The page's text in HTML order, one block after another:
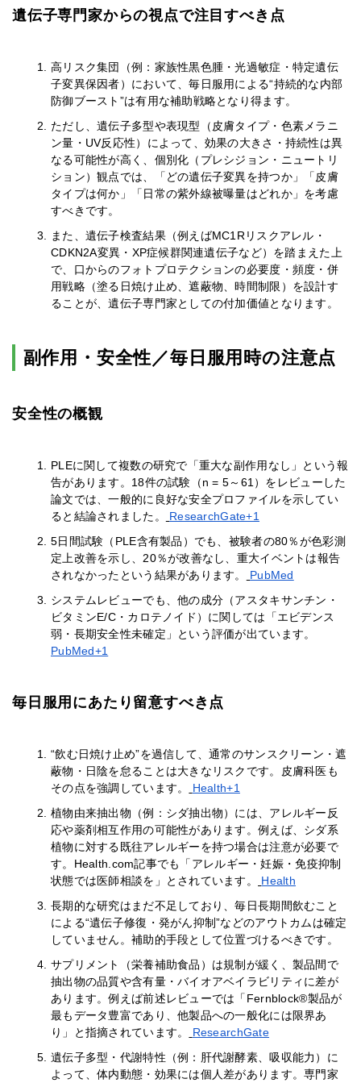
遺伝子専門家からの視点で注目すべき点
高リスク集団（例：家族性黒色腫・光過敏症・特定遺伝
子変異保因者）において、毎日服用による“持続的な内部
防御ブースト”は有用な補助戦略となり得ます。
ただし、遺伝子多型や表現型（皮膚タイプ・色素メラニ
ン量・UV反応性）によって、効果の大きさ・持続性は異
なる可能性が高く、個別化（プレシジョン・ニュートリ
ション）観点では、「どの遺伝子変異を持つか」「皮膚
タイプは何か」「日常の紫外線被曝量はどれか」を考慮
すべきです。
また、遺伝子検査結果（例えばMC1Rリスクアレル・
CDKN2A変異・XP症候群関連遺伝子など）を踏まえた上
で、口からのフォトプロテクションの必要度・頻度・併
用戦略（塗る日焼け止め、遮蔽物、時間制限）を設計す
ることが、遺伝子専門家としての付加価値となります。
副作用・安全性／毎日服用時の注意点
安全性の概観
PLEに関して複数の研究で「重大な副作用なし」という報
告があります。18件の試験（n = 5～61）をレビューした
論文では、一般的に良好な安全プロファイルを示してい
ると結論されました。
ResearchGate+1
5日間試験（PLE含有製品）でも、被験者の80％が色彩測
定上改善を示し、20％が改善なし、重大イベントは報告
されなかったという結果があります。
PubMed
システムレビューでも、他の成分（アスタキサンチン・
ビタミンE/C・カロテノイド）に関しては「エビデンス
弱・長期安全性未確定」という評価が出ています。
PubMed+1
毎日服用にあたり留意すべき点
“飲む日焼け止め”を過信して、通常のサンスクリーン・遮
蔽物・日陰を怠ることは大きなリスクです。皮膚科医も
その点を強調しています。
Health+1
植物由来抽出物（例：シダ抽出物）には、アレルギー反
応や薬剤相互作用の可能性があります。例えば、シダ系
植物に対する既往アレルギーを持つ場合は注意が必要で
す。Health.com記事でも「アレルギー・妊娠・免疫抑制
状態では医師相談を」とされています。
Health
長期的な研究はまだ不足しており、毎日長期間飲むこと
による“遺伝子修復・発がん抑制”などのアウトカムは確定
していません。補助的手段として位置づけるべきです。
サプリメント（栄養補助食品）は規制が緩く、製品間で
抽出物の品質や含有量・バイオアベイラビリティに差が
あります。例えば前述レビューでは「Fernblock®製品が
最もデータ豊富であり、他製品への一般化には限界あ
り」と指摘されています。
ResearchGate
遺伝子多型・代謝特性（例：肝代謝酵素、吸収能力）に
よって、体内動態・効果には個人差があります。専門家